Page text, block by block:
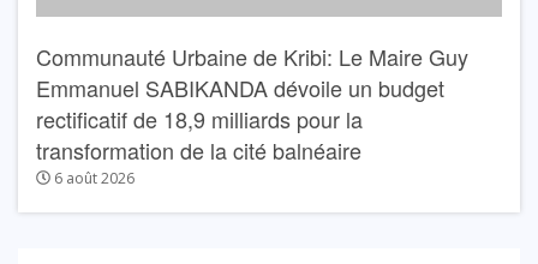
Communauté Urbaine de Kribi: Le Maire Guy
Emmanuel SABIKANDA dévoile un budget
rectificatif de 18,9 milliards pour la
transformation de la cité balnéaire
6 août 2026